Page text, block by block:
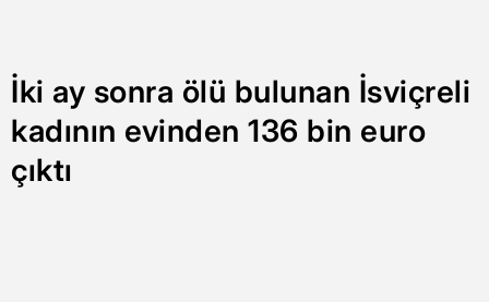
İki ay sonra ölü bulunan İsviçreli
kadının evinden 136 bin euro
çıktı